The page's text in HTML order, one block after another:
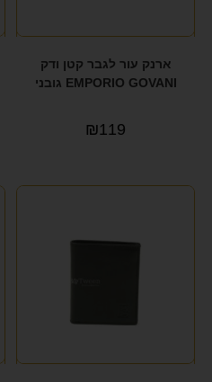
ארנק עור לגבר קטן ודק
EMPORIO GOVANI גובני
₪119